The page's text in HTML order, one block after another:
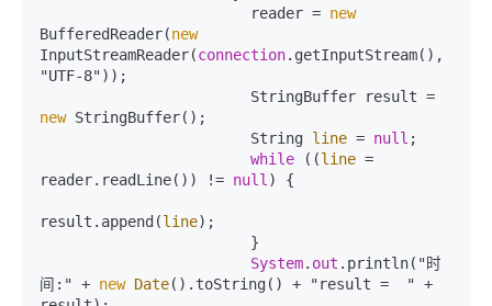
                        reader =
new
BufferedReader(new
InputStreamReader(connection.getInputStream(),
"UTF-8"));
new StringBuffer();
                        String
line = null ;
while ((line =
reader.readLine()) != null ) {
result.append(line);
System. out .println("时
间:" + new Date().toString() + "result =  " +